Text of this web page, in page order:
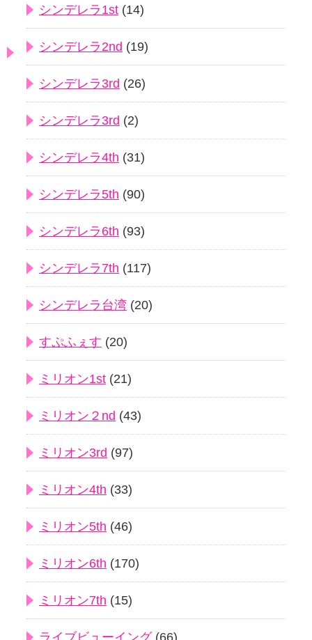
シンデレラ1st (14)
シンデレラ2nd (19)
シンデレラ3rd (26)
シンデレラ3rd (2)
シンデレラ4th (31)
シンデレラ5th (90)
シンデレラ6th (93)
シンデレラ7th (117)
シンデレラ台湾 (20)
すぷふぇす (20)
ミリオン1st (21)
ミリオン２nd (43)
ミリオン3rd (97)
ミリオン4th (33)
ミリオン5th (46)
ミリオン6th (170)
ミリオン7th (15)
ライブビューイング(66)